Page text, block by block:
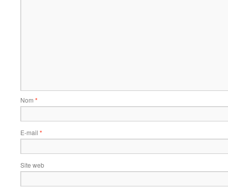
Nom *
E-mail *
Site web